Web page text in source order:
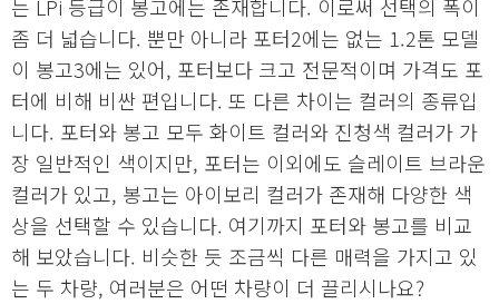
는 LPi 등급이 봉고에는 존재합니다. 이로써 선택의 폭이
좀 더 넓습니다. 뿐만 아니라 포터2에는 없는 1.2톤 모델
이 봉고3에는 있어, 포터보다 크고 전문적이며 가격도 포
터에 비해 비싼 편입니다. 또 다른 차이는 컬러의 종류입
니다. 포터와 봉고 모두 화이트 컬러와 진청색 컬러가 가
장 일반적인 색이지만, 포터는 이외에도 슬레이트 브라운
컬러가 있고, 봉고는 아이보리 컬러가 존재해 다양한 색
상을 선택할 수 있습니다. 여기까지 포터와 봉고를 비교
해 보았습니다. 비슷한 듯 조금씩 다른 매력을 가지고 있
는 두 차량, 여러분은 어떤 차량이 더 끌리시나요?